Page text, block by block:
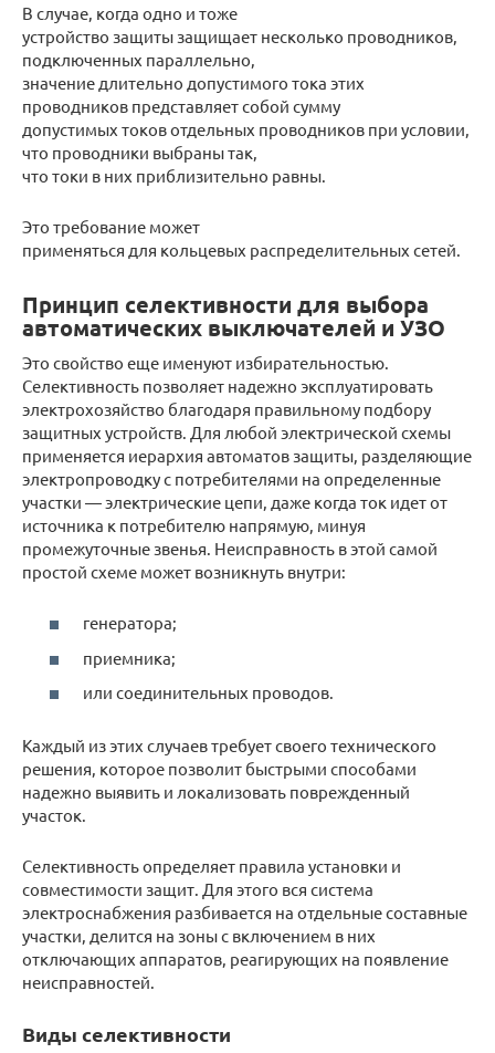
В случае, когда одно и тоже
устройство защиты защищает несколько проводников,
подключенных параллельно,
значение длительно допустимого тока этих
проводников представляет собой сумму
допустимых токов отдельных проводников при условии,
что проводники выбраны так,
что токи в них приблизительно равны.
Это требование может
применяться для кольцевых распределительных сетей.
Принцип селективности для выбора
автоматических выключателей и УЗО
Это свойство еще именуют избирательностью.
Селективность позволяет надежно эксплуатировать
электрохозяйство благодаря правильному подбору
защитных устройств. Для любой электрической схемы
применяется иерархия автоматов защиты, разделяющие
электропроводку с потребителями на определенные
участки — электрические цепи, даже когда ток идет от
источника к потребителю напрямую, минуя
промежуточные звенья. Неисправность в этой самой
простой схеме может возникнуть внутри:
генератора;
приемника;
или соединительных проводов.
Каждый из этих случаев требует своего технического
решения, которое позволит быстрыми способами
надежно выявить и локализовать поврежденный
участок.
Селективность определяет правила установки и
совместимости защит. Для этого вся система
электроснабжения разбивается на отдельные составные
участки, делится на зоны с включением в них
отключающих аппаратов, реагирующих на появление
неисправностей.
Виды селективности